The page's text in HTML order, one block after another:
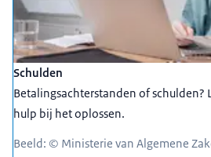
Schulden
Betalingsachterstanden of schulden?
hulp bij het oplossen.
Beeld: © Ministerie van Algemene